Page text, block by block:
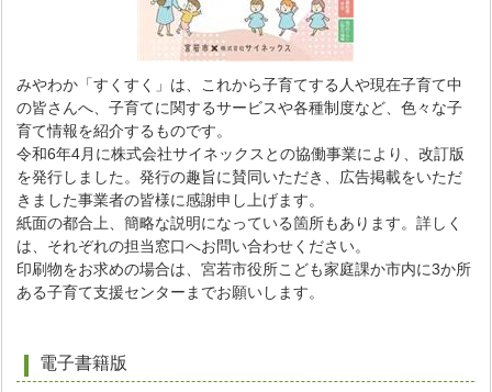
みやわか「すくすく」は、これから子育てする人や現在子育て中
の皆さんへ、子育てに関するサービスや各種制度など、色々な子
育て情報を紹介するものです。
令和6年4月に株式会社サイネックスとの協働事業により、改訂版
を発行しました。発行の趣旨に賛同いただき、広告掲載をいただ
きました事業者の皆様に感謝申し上げます。
紙面の都合上、簡略な説明になっている箇所もあります。詳しく
は、それぞれの担当窓口へお問い合わせください。
印刷物をお求めの場合は、宮若市役所こども家庭課か市内に3か所
ある子育て支援センターまでお願いします。
電子書籍版